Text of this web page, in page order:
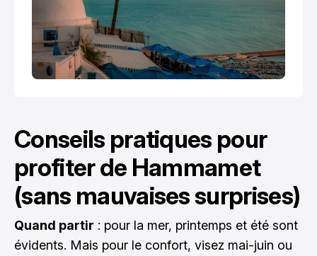
Conseils pratiques pour
profiter de Hammamet
(sans mauvaises surprises)
Quand partir : pour la mer, printemps et été sont
évidents. Mais pour le confort, visez mai-juin ou